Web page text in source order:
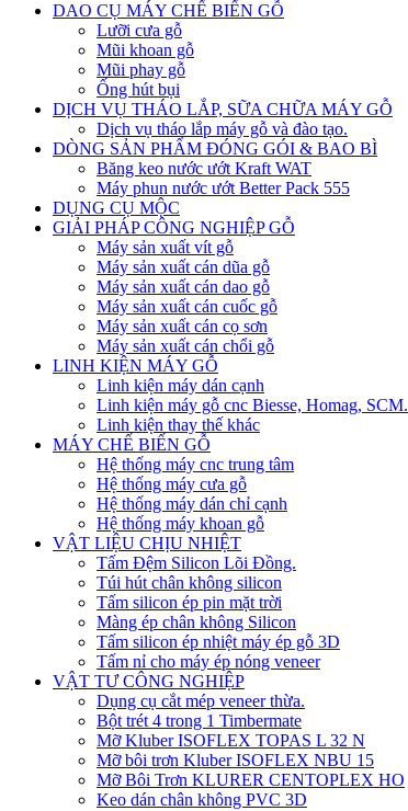
DAO CỤ MÁY CHẾ BIẾN GỖ
Lưỡi cưa gỗ
Mũi khoan gỗ
Mũi phay gỗ
Ống hút bụi
DỊCH VỤ THÁO LẮP, SỮA CHỮA MÁY GỖ
Dịch vụ tháo lắp máy gỗ và đào tạo.
DÒNG SẢN PHẨM ĐÓNG GÓI & BAO BÌ
Băng keo nước ướt Kraft WAT
Máy phun nước ướt Better Pack 555
DỤNG CỤ MỘC
GIẢI PHÁP CÔNG NGHIỆP GỖ
Máy sản xuất vít gỗ
Máy sản xuất cán dũa gỗ
Máy sản xuất cán dao gỗ
Máy sản xuất cán cuốc gỗ
Máy sản xuất cán cọ sơn
Máy sản xuất cán chổi gỗ
LINH KIỆN MÁY GỖ
Linh kiện máy dán cạnh
Linh kiện máy gỗ cnc Biesse, Homag, SCM.
Linh kiện thay thế khác
MÁY CHẾ BIẾN GỖ
Hệ thống máy cnc trung tâm
Hệ thống máy cưa gỗ
Hệ thống máy dán chỉ cạnh
Hệ thống máy khoan gỗ
VẬT LIỆU CHỊU NHIỆT
Tấm Đệm Silicon Lõi Đồng.
Túi hút chân không silicon
Tấm silicon ép pin mặt trời
Màng ép chân không Silicon
Tấm silicon ép nhiệt máy ép gỗ 3D
Tấm nỉ cho máy ép nóng veneer
VẬT TƯ CÔNG NGHIỆP
Dụng cụ cắt mép veneer thừa.
Bột trét 4 trong 1 Timbermate
Mỡ Kluber ISOFLEX TOPAS L 32 N
Mỡ bôi trơn Kluber ISOFLEX NBU 15
Mỡ Bôi Trơn KLURER CENTOPLEX HO
Keo dán chân không PVC 3D